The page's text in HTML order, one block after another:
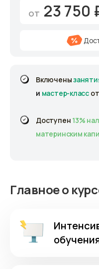
от 23 750
Включены
и мастер-класс
Доступен 13%
материнским
Главное о